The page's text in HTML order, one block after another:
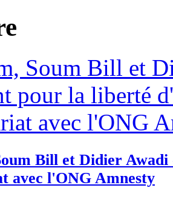
Bill et Didier
avec l'ONG Amnesty